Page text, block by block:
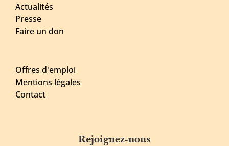
Actualités
Presse
Faire un don
Offres d'emploi
Mentions légales
Contact
Rejoignez-nous